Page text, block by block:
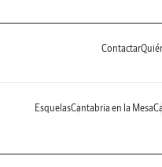
Contactar
EsquelasCantabria en la Mesa